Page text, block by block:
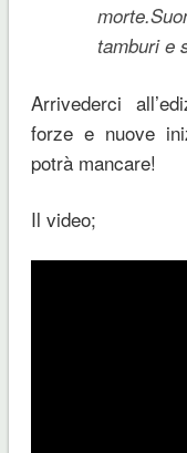
tamburi
Arrivederci
forze e nuove
potrà mancare!
Il video;